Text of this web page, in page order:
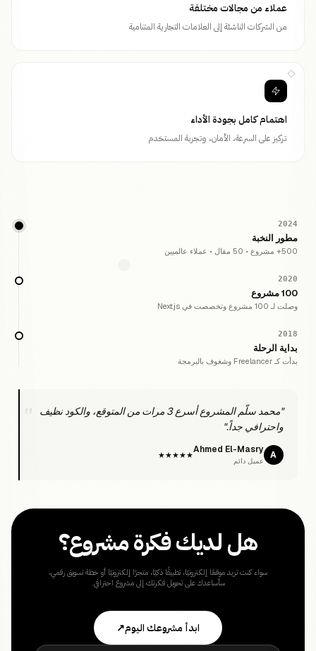
عملاء من مجالات مختلفة
من الشركات الناشئة إلى العلامات التجارية المتنامية
اهتمام كامل بجودة الأداء
تركيز على السرعة، الأمان، وتجربة المستخدم
2024
مطور النخبة
500+ مشروع • 50 مقال • عملاء عالميين
2020
100 مشروع
وصلت لـ 100 مشروع وتخصصت في Next.js
2018
بداية الرحلة
بدأت كـ Freelancer وشغوف بالبرمجة
"محمد سلّم المشروع أسرع 3 مرات من المتوقع، والكود نظيف
واحترافي جداً."
A
Ahmed El-Masry
عميل دائم
★★★★★
هل لديك فكرة مشروع؟
سواء كنت تريد موقعًا إلكترونيًا، تطبيقًا ذكيًا، متجرًا إلكترونيًا أو خطة تسويق رقمي،
سأساعدك على تحويل فكرتك إلى مشروع احترافي.
ابدأ مشروعك اليوم↗